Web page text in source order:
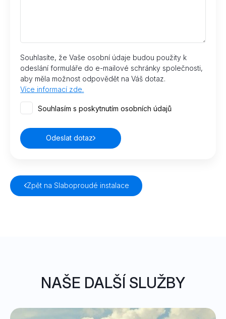
Souhlasíte, že Vaše osobní údaje budou použity k
odeslání formuláře do e-mailové schránky společnosti,
aby měla možnost odpovědět na Váš dotaz.
Více informací zde.
Souhlasím s poskytnutím osobních údajů
Odeslat dotaz
Zpět na Slaboproudé instalace
NAŠE DALŠÍ SLUŽBY